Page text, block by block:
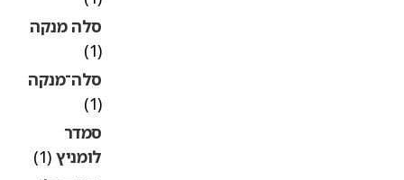
סלה מנקה
סלה־מנקה
סמדר
לומניץ(1)